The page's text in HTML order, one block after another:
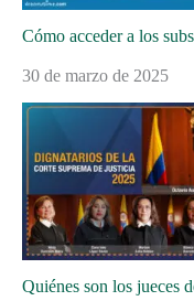
Cómo acceder a los
30 de marzo de 2025
Quiénes son los jueces